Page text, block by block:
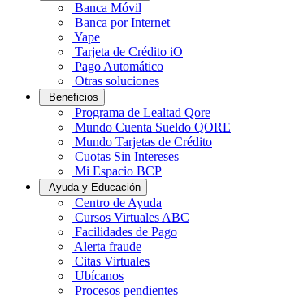
Banca Móvil
Banca por Internet
Yape
Tarjeta de Crédito iO
Pago Automático
Otras soluciones
Beneficios
Programa de Lealtad Qore
Mundo Cuenta Sueldo QORE
Mundo Tarjetas de Crédito
Cuotas Sin Intereses
Mi Espacio BCP
Ayuda y Educación
Centro de Ayuda
Cursos Virtuales ABC
Facilidades de Pago
Alerta fraude
Citas Virtuales
Ubícanos
Procesos pendientes